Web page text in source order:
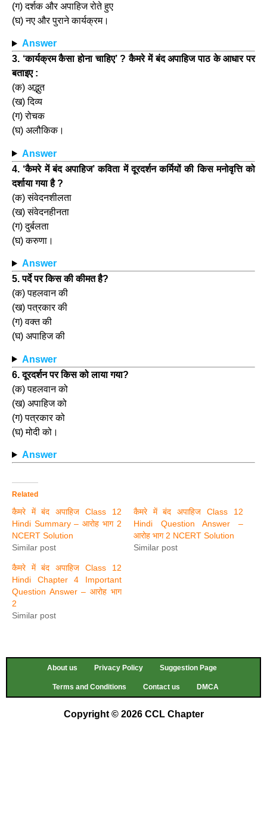
(ग) दर्शक और अपाहिज रोते हुए
(घ) नए और पुराने कार्यक्रम।
Answer
3. ‘कार्यक्रम कैसा होना चाहिए’ ? कैमरे में बंद अपाहिज पाठ के आधार पर
बताइए :
(क) अद्भुत
(ख) दिव्य
(ग) रोचक
(घ) अलौकिक।
Answer
4. ‘कैमरे में बंद अपाहिज’ कविता में दूरदर्शन कर्मियों की किस मनोवृत्ति को
दर्शाया गया है ?
(क) संवेदनशीलता
(ख) संवेदनहीनता
(ग) दुर्बलता
(घ) करुणा।
Answer
5. पर्दे पर किस की कीमत है?
(क) पहलवान की
(ख) पत्रकार की
(ग) वक्त की
(घ) अपाहिज की
Answer
6. दूरदर्शन पर किस को लाया गया?
(क) पहलवान को
(ख) अपाहिज को
(ग) पत्रकार को
(घ) मोदी को।
Answer
Related
कैमरे में बंद अपाहिज Class 12
Hindi Summary – आरोह भाग 2
NCERT Solution
Similar post
कैमरे में बंद अपाहिज Class 12
Hindi Question Answer –
आरोह भाग 2 NCERT Solution
Similar post
कैमरे में बंद अपाहिज Class 12
Hindi Chapter 4 Important
Question Answer – आरोह भाग
2
Similar post
About us Privacy Policy Suggestion Page
Terms and Conditions Contact us DMCA
Copyright © 2026 CCL Chapter